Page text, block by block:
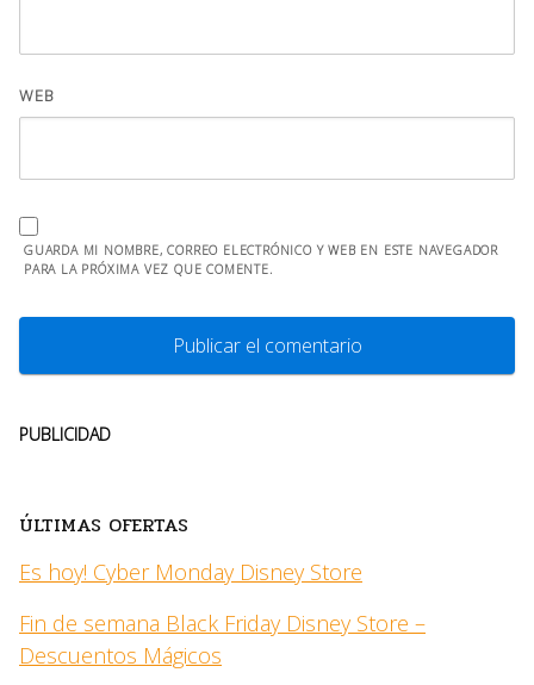
WEB
GUARDA MI NOMBRE, CORREO ELECTRÓNICO Y WEB EN ESTE NAVEGADOR
PARA LA PRÓXIMA VEZ QUE COMENTE.
PUBLICIDAD
ÚLTIMAS OFERTAS
Es hoy! Cyber Monday Disney Store
Fin de semana Black Friday Disney Store –
Descuentos Mágicos